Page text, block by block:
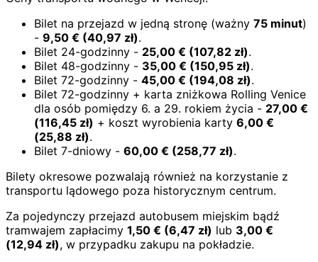
Bilet na przejazd w jedną stronę (ważny 75 minut)
- 9,50 € (40,97 zł).
Bilet 24-godzinny - 25,00 € (107,82 zł).
Bilet 48-godzinny - 35,00 € (150,95 zł).
Bilet 72-godzinny - 45,00 € (194,08 zł).
Bilet 72-godzinny + karta zniżkowa Rolling Venice
dla osób pomiędzy 6. a 29. rokiem życia - 27,00 €
(116,45 zł) + koszt wyrobienia karty 6,00 €
(25,88 zł).
Bilet 7-dniowy - 60,00 € (258,77 zł).
Bilety okresowe pozwalają również na korzystanie z
transportu lądowego poza historycznym centrum.
Za pojedynczy przejazd autobusem miejskim bądź
tramwajem zapłacimy 1,50 € (6,47 zł) lub 3,00 €
(12,94 zł), w przypadku zakupu na pokładzie.